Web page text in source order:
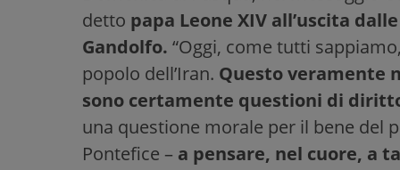
detto papa Leone XIV all’uscita
Gandolfo. “Oggi, come tutti
popolo dell’Iran. Questo veramente
sono certamente questioni di
una questione morale per il bene del
Pontefice – a pensare, nel cuore, a